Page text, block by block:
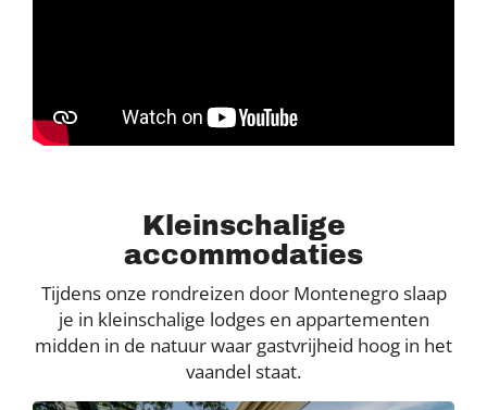
Kleinschalige
accommodaties
Tijdens onze rondreizen door Montenegro slaap
je in kleinschalige lodges en appartementen
midden in de natuur waar gastvrijheid hoog in het
vaandel staat.